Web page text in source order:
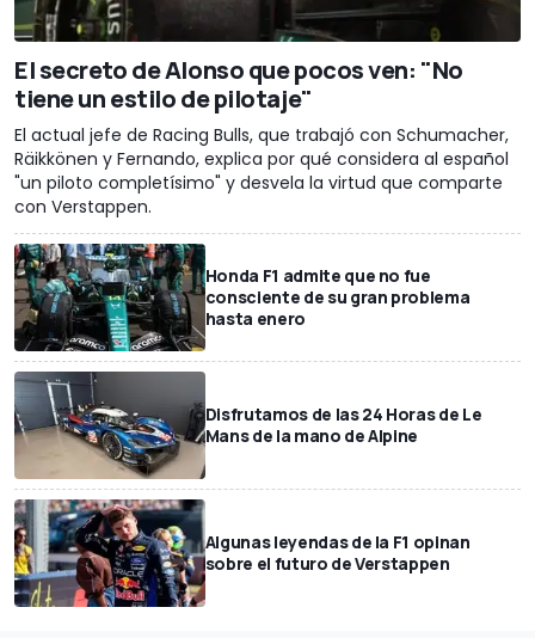
El secreto de Alonso que pocos ven: "No
tiene un estilo de pilotaje"
El actual jefe de Racing Bulls, que trabajó con Schumacher,
Räikkönen y Fernando, explica por qué considera al español
"un piloto completísimo" y desvela la virtud que comparte
con Verstappen.
Honda F1 admite que no fue
consciente de su gran problema
hasta enero
Disfrutamos de las 24 Horas de Le
Mans de la mano de Alpine
Algunas leyendas de la F1 opinan
sobre el futuro de Verstappen